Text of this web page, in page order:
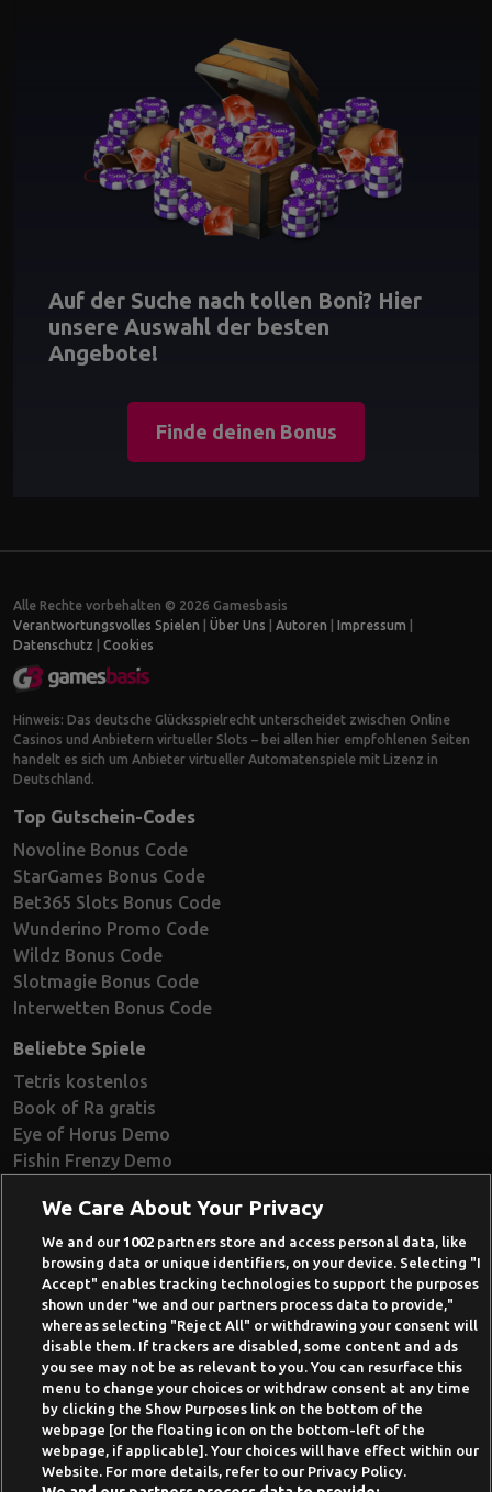
Auf der Suche nach tollen Boni? Hier
unsere Auswahl der besten
Angebote!
Finde deinen Bonus
Alle Rechte vorbehalten © 2026 Gamesbasis
Verantwortungsvolles Spielen
Über Uns Autoren Impressum
Datenschutz
Cookies
Hinweis: Das deutsche Glücksspielrecht unterscheidet zwischen Online
Casinos und Anbietern virtueller Slots – bei allen hier empfohlenen Seiten
handelt es sich um Anbieter virtueller Automatenspiele mit Lizenz in
Deutschland.
Top Gutschein-Codes
Novoline Bonus Code
StarGames Bonus Code
Bet365 Slots Bonus Code
Wunderino Promo Code
Wildz Bonus Code
Slotmagie Bonus Code
Interwetten Bonus Code
Beliebte Spiele
Tetris kostenlos
Book of Ra gratis
Eye of Horus Demo
Fishin Frenzy Demo
Book of Dead Demo
Razor Shark Demo
Beste Online Casinos 2026
Online Casino Demo spielen
Casino Bonus ohne Einzahlung
50 Freispiele für 1 Euro
Online Casino Paypal
News-Archiv
We Care About Your Privacy
We and our1002 partners store and access personal data, like
browsing data or unique identifiers, on your device. Selecting "I
Accept" enables tracking technologies to support the purposes
shown under "we and our partners process data to provide,"
whereas selecting "Reject All" or withdrawing your consent will
disable them. If trackers are disabled, some content and ads
you see may not be as relevant to you. You can resurface this
menu to change your choices or withdraw consent at any time
by clicking the Show Purposes link on the bottom of the
webpage [or the floating icon on the bottom-left of the
webpage, if applicable]. Your choices will have effect within our
Website. For more details, refer to our Privacy Policy.